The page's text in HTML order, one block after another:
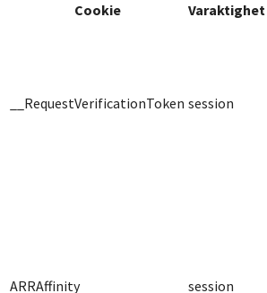
Cookie
Varaktighet
__RequestVerificationToken session
ARRAffinity session